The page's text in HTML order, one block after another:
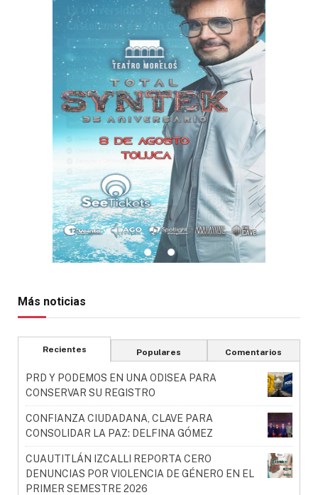
Más noticias
Recientes Populares Comentarios
PRD Y PODEMOS EN UNA ODISEA PARA
CONSERVAR SU REGISTRO
CONFIANZA CIUDADANA, CLAVE PARA
CONSOLIDAR LA PAZ: DELFINA GÓMEZ
CUAUTITLÁN IZCALLI REPORTA CERO
DENUNCIAS POR VIOLENCIA DE GÉNERO EN EL
PRIMER SEMESTRE 2026